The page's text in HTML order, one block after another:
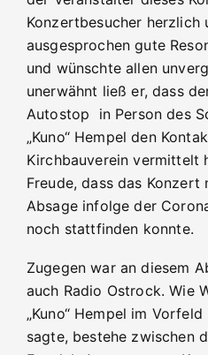
Konzertbesucher
ausgesprochen gute
und wünschte allen
unerwähnt ließ er, dass
Autostop in Person des
„Kuno“ Hempel den
Kirchbauverein vermittelt
Freude, dass das Konzert
Absage infolge der
noch stattfinden konnte.
Zugegen war an diesem
auch Radio Ostrock. Wie
„Kuno“ Hempel im
sagte, bestehe zwischen